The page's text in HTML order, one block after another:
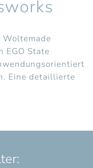
Woltemade
EGO State
Eine detaillierte